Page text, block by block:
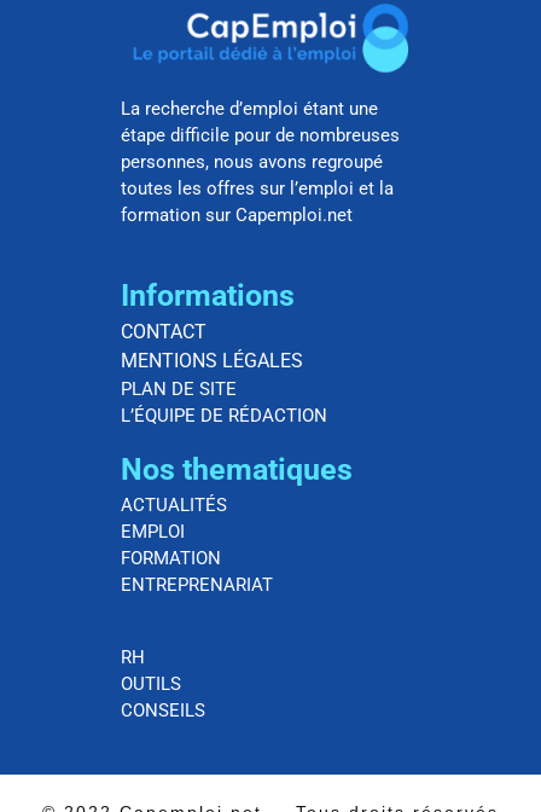
La recherche d’emploi étant une
étape difficile pour de nombreuses
personnes, nous avons regroupé
toutes les offres sur l’emploi et la
formation sur Capemploi.net
Informations
CONTACT
MENTIONS LÉGALES
PLAN DE SITE
L’ÉQUIPE DE RÉDACTION
Nos thematiques
ACTUALITÉS
EMPLOI
FORMATION
ENTREPRENARIAT
RH
OUTILS
CONSEILS